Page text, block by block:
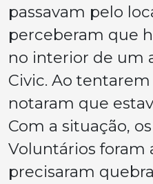
passavam pelo
perceberam que
no interior de um
Civic. Ao
notaram que
Com a situação,
Voluntários foram
precisaram